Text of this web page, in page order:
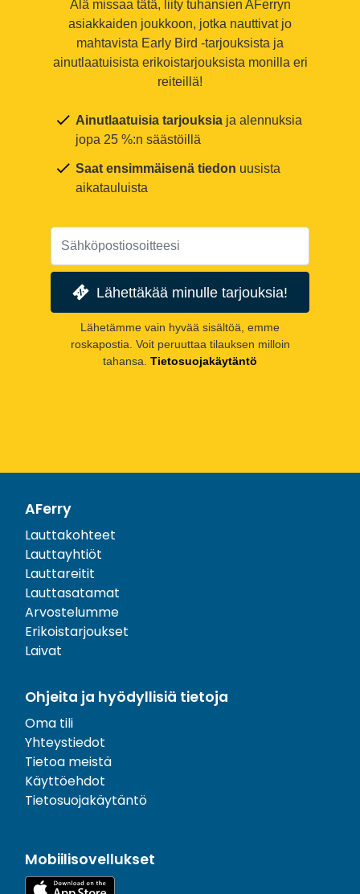
Älä missaa tätä, liity tuhansien AFerryn
asiakkaiden joukkoon, jotka nauttivat jo
mahtavista Early Bird -tarjouksista ja
ainutlaatuisista erikoistarjouksista monilla eri
reiteillä!
Ainutlaatuisia tarjouksia ja alennuksia
jopa 25 %:n säästöillä
Saat ensimmäisenä tiedon uusista
aikatauluista
Lähettäkää minulle tarjouksia!
Lähetämme vain hyvää sisältöä, emme
roskapostia. Voit peruuttaa tilauksen milloin
tahansa. Tietosuojakäytäntö
AFerry
Lauttakohteet
Lauttayhtiöt
Lauttareitit
Lauttasatamat
Arvostelumme
Erikoistarjoukset
Laivat
Ohjeita ja hyödyllisiä tietoja
Oma tili
Yhteystiedot
Tietoa meistä
Käyttöehdot
Tietosuojakäytäntö
Mobiilisovellukset